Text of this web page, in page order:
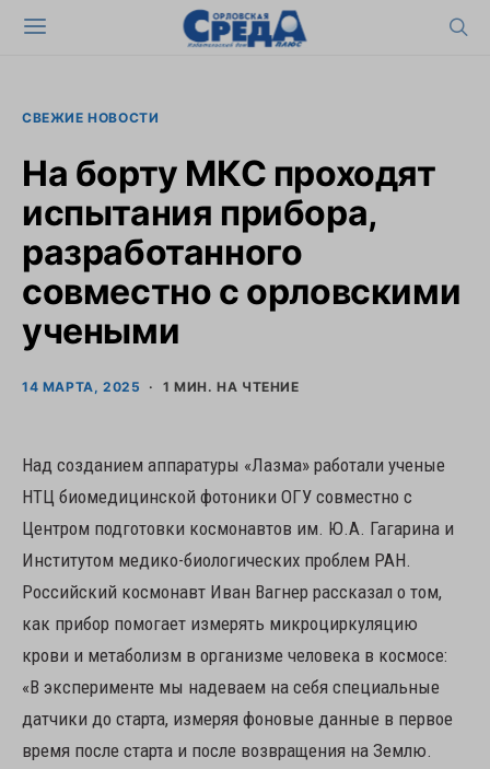
СВЕЖИЕ НОВОСТИ
На борту МКС проходят
испытания прибора,
разработанного
совместно с орловскими
учеными
14 МАРТА, 2025 1 МИН. НА ЧТЕНИЕ
Над созданием аппаратуры «Лазма» работали ученые
НТЦ биомедицинской фотоники ОГУ совместно с
Центром подготовки космонавтов им. Ю.А. Гагарина и
Институтом медико-биологических проблем РАН.
Российский космонавт Иван Вагнер рассказал о том,
как прибор помогает измерять микроциркуляцию
крови и метаболизм в организме человека в космосе:
«В эксперименте мы надеваем на себя специальные
датчики до старта, измеряя фоновые данные в первое
время после старта и после возвращения на Землю.